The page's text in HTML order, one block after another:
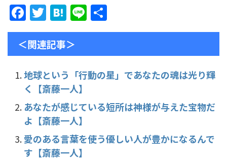
F
a
c
e
b
o
o
k
T
w
itt
er
H
at
e
n
a
Li
n 有
＜関連記事＞
地球という「行動の星」であなたの魂は光り輝
く【斎藤一人】
あなたが感じている短所は神様が与えた宝物だ
よ【斎藤一人】
愛のある言葉を使う優しい人が豊かになるんで
す【斎藤一人】